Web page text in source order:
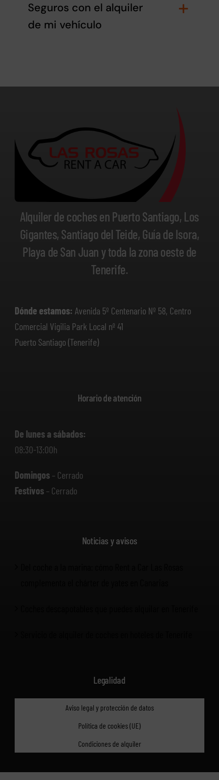
Seguros con el alquiler
de mi vehículo
Alquiler de coches en Puerto Santiago, Los
Gigantes, Santiago del Teide, Guía de Isora,
Playa de San Juan y toda la zona oeste de
Tenerife.
Dónde estamos: Avenida 5º Centenario Nº 58, Centro
Comercial Vigilia Park Local nº 41
Puerto Santiago (Tenerife)
Horario de atención
De lunes a sábados:
08:30-13:00h
Domingos– Cerrado
Festivos– Cerrado
Noticias y avisos
Legalidad
Aviso legal y protección de datos
Política de cookies (UE)
Condiciones de alquiler